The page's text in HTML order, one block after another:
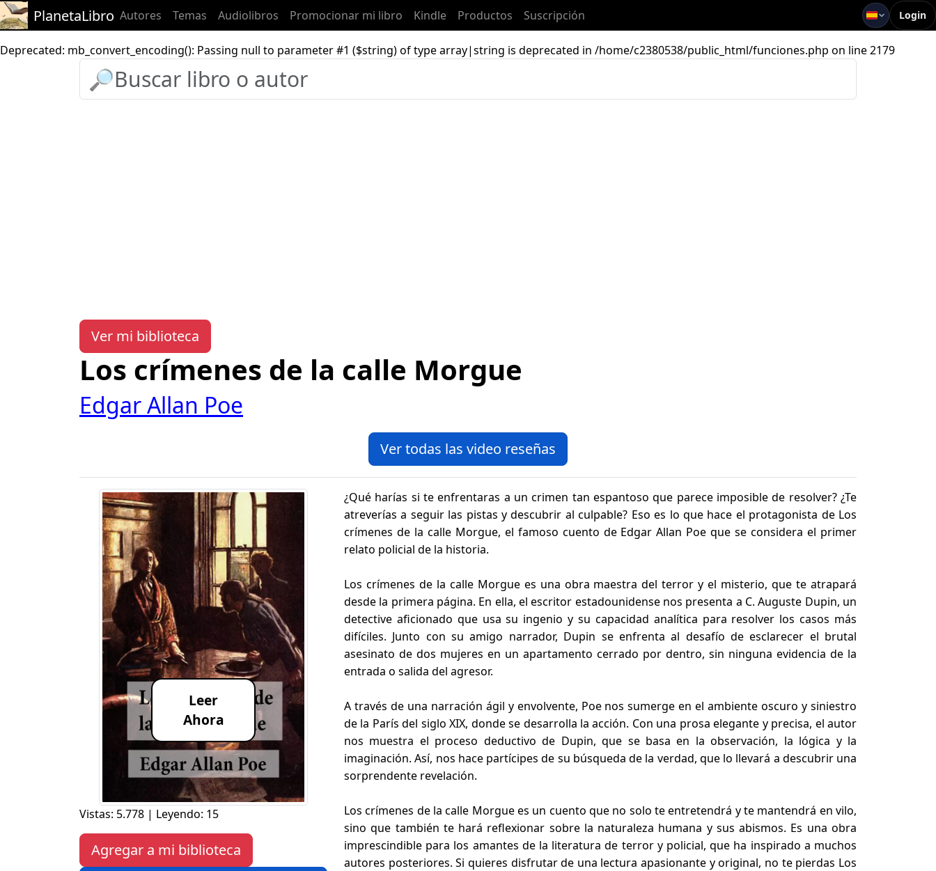
Deprecated: mb_convert_encoding(): Passing null to parameter #1 ($string) of type array|string is deprecated in /home/c2380538/public_html/funciones.php on line 2179
PlanetaLibro Autores Temas Audiolibros Promocionar mi libro Kindle Productos Suscripción Login
Ver mi biblioteca
Los crímenes de la calle Morgue
Edgar Allan Poe
Ver todas las video reseñas
Leer
Ahora
Vistas: 5.778 | Leyendo: 15
Agregar a mi biblioteca
¿Qué harías si te enfrentaras a un crimen tan espantoso que parece imposible de resolver? ¿Te
atreverías a seguir las pistas y descubrir al culpable? Eso es lo que hace el protagonista de Los
crímenes de la calle Morgue, el famoso cuento de Edgar Allan Poe que se considera el primer
relato policial de la historia.
Los crímenes de la calle Morgue es una obra maestra del terror y el misterio, que te atrapará
desde la primera página. En ella, el escritor estadounidense nos presenta a C. Auguste Dupin, un
detective aficionado que usa su ingenio y su capacidad analítica para resolver los casos más
difíciles. Junto con su amigo narrador, Dupin se enfrenta al desafío de esclarecer el brutal
asesinato de dos mujeres en un apartamento cerrado por dentro, sin ninguna evidencia de la
entrada o salida del agresor.
A través de una narración ágil y envolvente, Poe nos sumerge en el ambiente oscuro y siniestro
de la París del siglo XIX, donde se desarrolla la acción. Con una prosa elegante y precisa, el autor
nos muestra el proceso deductivo de Dupin, que se basa en la observación, la lógica y la
imaginación. Así, nos hace partícipes de su búsqueda de la verdad, que lo llevará a descubrir una
sorprendente revelación.
Los crímenes de la calle Morgue es un cuento que no solo te entretendrá y te mantendrá en vilo,
sino que también te hará reflexionar sobre la naturaleza humana y sus abismos. Es una obra
imprescindible para los amantes de la literatura de terror y policial, que ha inspirado a muchos
autores posteriores. Si quieres disfrutar de una lectura apasionante y original, no te pierdas Los